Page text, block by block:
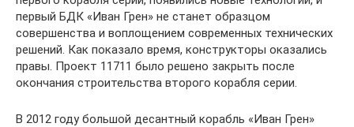
первый БДК «Иван Грен» не станет образцом
совершенства и воплощением современных технических
решений. Как показало время, конструкторы оказались
правы. Проект 11711 было решено закрыть после
окончания строительства второго корабля серии.
В 2012 году большой десантный корабль «Иван Грен»